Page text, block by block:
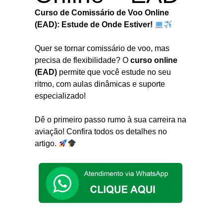
Curso de Comissário de Voo Online
(EAD): Estude de Onde Estiver!
Quer se tornar comissário de voo, mas
precisa de flexibilidade? O curso online
(EAD) permite que você estude no seu
ritmo, com aulas dinâmicas e suporte
especializado!
Dê o primeiro passo rumo à sua carreira na
aviação! Confira todos os detalhes no
artigo.